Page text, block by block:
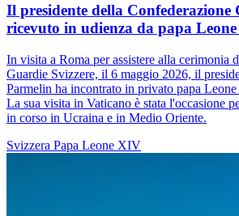
Il presidente della Confederazione
ricevuto in udienza da papa
In visita a Roma per assistere alla cerimonia
Guardie Svizzere, il 6 maggio 2026, il
Parmelin ha incontrato in privato papa
La sua visita in Vaticano è stata l'occasione
in corso in Ucraina e in Medio Oriente.
Svizzera Papa Leone XIV